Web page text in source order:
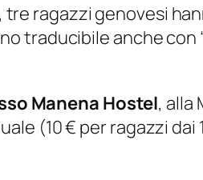
ragazzi genovesi
traducibile anche
Manena Hostel, alla
(10 € per ragazzi dai